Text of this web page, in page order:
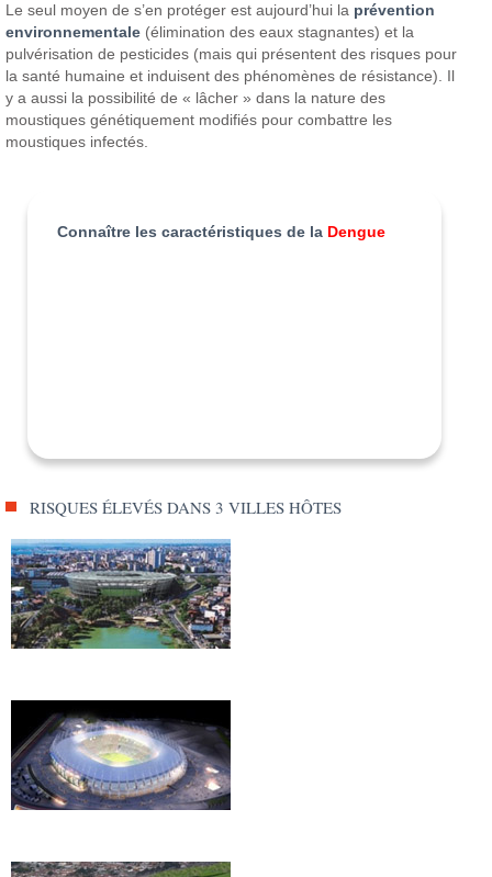
Le seul moyen de s’en protéger est aujourd’hui la prévention
environnementale (élimination des eaux stagnantes) et la
pulvérisation de pesticides (mais qui présentent des risques pour
la santé humaine et induisent des phénomènes de résistance). Il
y a aussi la possibilité de « lâcher » dans la nature des
moustiques génétiquement modifiés pour combattre les
moustiques infectés.
Connaître les caractéristiques de la Dengue
RISQUES ÉLEVÉS DANS 3 VILLES HÔTES